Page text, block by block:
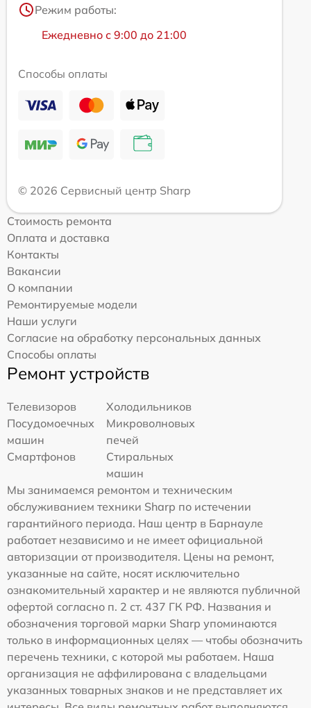
Режим работы:
Ежедневно с 9:00 до 21:00
Способы оплаты
© 2026 Сервисный центр Sharp
Стоимость ремонта
Оплата и доставка
Контакты
Вакансии
О компании
Ремонтируемые модели
Наши услуги
Согласие на обработку персональных данных
Способы оплаты
Ремонт устройств
Телевизоров
Холодильников
Посудомоечных
машин
Микроволновых
печей
Смартфонов
Стиральных
машин
Мы занимаемся ремонтом и техническим
обслуживанием техники Sharp по истечении
гарантийного периода. Наш центр в Барнауле
работает независимо и не имеет официальной
авторизации от производителя. Цены на ремонт,
указанные на сайте, носят исключительно
ознакомительный характер и не являются публичной
офертой согласно п. 2 ст. 437 ГК РФ. Названия и
обозначения торговой марки Sharp упоминаются
только в информационных целях — чтобы обозначить
перечень техники, с которой мы работаем. Наша
организация не аффилирована с владельцами
указанных товарных знаков и не представляет их